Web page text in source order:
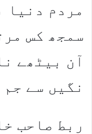
مردم دنیا
سمجھ کس
آن بیٹھے
نگیں سے
ربط صاحب